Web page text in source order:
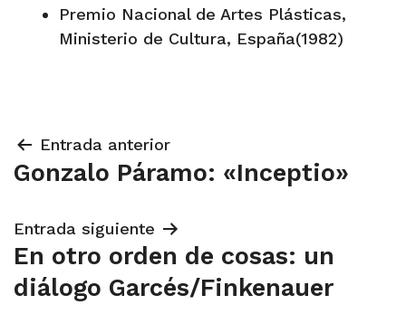
Premio Nacional de Artes Plásticas,
Ministerio de Cultura, España(1982)
Navegación
de
entradas
Entrada anterior
Gonzalo Páramo: «Inceptio»
Entrada siguiente
En otro orden de cosas: un
diálogo Garcés/Finkenauer